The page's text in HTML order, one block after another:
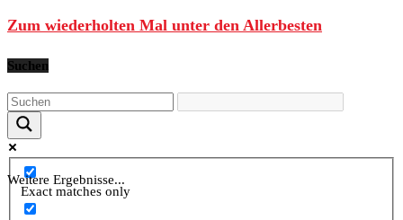
Zum wiederholten Mal unter den Allerbesten
Suchen
Weitere Ergebnisse...
Exact matches only